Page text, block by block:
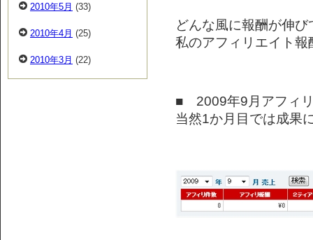
どんな風に報酬が伸
私のアフィリエイト
■ 2009年9月アフィ
当然1か月目では成果
2010年5月 (33)
2010年4月 (25)
2010年3月 (22)